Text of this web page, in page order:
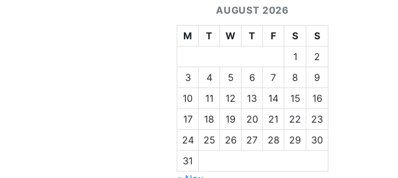
AUGUST 2026
M T W T F S
S
1
2
3
4 5 6 7 8
9
10
11 12 13 14 15
16
17
18 19 20 21 22
23
24
25 26 27 28 29
30
31